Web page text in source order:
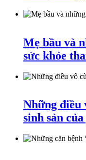
Mẹ bầu và
sức khỏe
Những điều
sinh sản